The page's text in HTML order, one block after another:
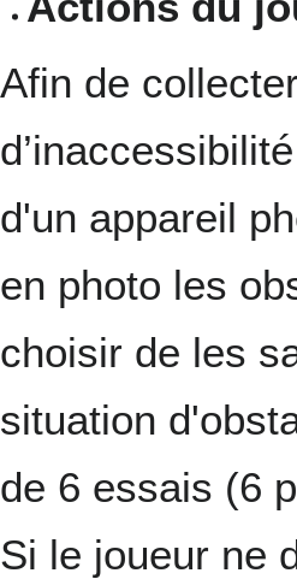
Afin de
d'un appareil
en photo les
choisir de les
situation
de 6 essais (6
Si le joueur ne